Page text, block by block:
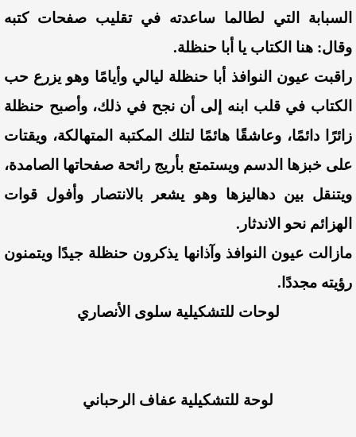
السبابة التي لطالما ساعدته في تقليب صفحات كتبه
وقال: هنا الكتاب يا أبا حنظلة.
راقبت عيون النوافذ أبا حنظلة ليالي وأيامًا وهو يزرع حب
الكتاب في قلب ابنه إلى أن نجح في ذلك، وأصبح حنظلة
زائرًا دائمًا، وعاشقًا هائمًا لتلك المكتبة المتهالكة، ويقتات
على خبزها الدسم ويستمتع بأريج رائحة صفحاتها الصامدة،
ويتنقل بين دهاليزها وهو يشعر بالانتصار وأفول قوات
الهزائم نحو الاندثار.
مازالت عيون النوافذ وآذانها يذكرون حنظلة جيدًا ويتمنون
رؤيته مجددًا.
لوحات للتشكيلية سلوى الأنصاري
لوحة للتشكيلية عفاف الرحباني